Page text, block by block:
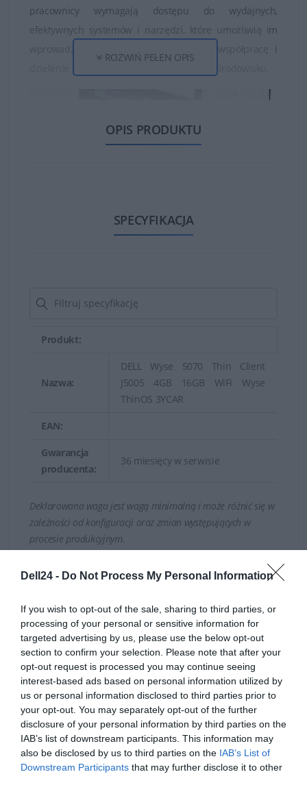
Dell24 - Do Not Process My Personal Information
If you wish to opt-out of the sale, sharing to third parties, or
processing of your personal or sensitive information for
targeted advertising by us, please use the below opt-out
section to confirm your selection. Please note that after your
opt-out request is processed you may continue seeing
interest-based ads based on personal information utilized by
us or personal information disclosed to third parties prior to
your opt-out. You may separately opt-out of the further
disclosure of your personal information by third parties on the
IAB’s list of downstream participants. This information may
also be disclosed by us to third parties on the IAB’s List of
Downstream Participants that may further disclose it to other
pracownicy wymagają dostępu do wydajnych,
efektywnych systemów i narzędzi, które umożliwią im
wprowadzanie nowatorskich rozwiązań, współpracę i
konkretnego urządzenia najlepiej pasującego do
Dzięki niewielkim rozmiarom terminali oraz kilku opcjom
montażu terminal można zamontować w dogodnym
miejscu np. na ścianie, z tyłu monitora LCD.
twardego, dzięki czemu żadne istotne informacje nie są
przechowywane lokalnie. Urządzenia Wyse zapewniają
maksymalne bezpieczeństwo i wydajność - Dell
zapewnia więcej niż jedną warstwę zabezpieczeń dla
terminala.
ROZWIŃ PEŁEN OPIS
OPIS PRODUKTU
SPECYFIKACJA
Produkt:
Nazwa:
DELL Wyse 5070 Thin Client
J5005 4GB 16GB WiFi Wyse
ThinOS 3YCAR
EAN:
Gwarancja
producenta:
36 miesięcy w serwisie
Deklarowana waga jest wagą minimalną i może różnić się w
zależności od konfiguracji oraz zmian występujących w
procesie produkcyjnym.
INFORMACJE HANDLOWE
Kod producenta 1025683631739
Dane
producenta
Dell Technologies
1 Dell Way
Round Rock, TX 78664
https://dell.com
DELL sp. z o.o